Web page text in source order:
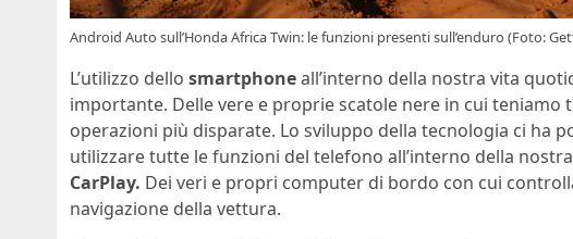
Android Auto sull’Honda Africa Twin: le funzioni presenti sull’enduro (Foto:
L’utilizzo dello smartphoneall’interno della nostra vita
importante. Delle vere e proprie scatole nere in cui
operazioni più disparate. Lo sviluppo della tecnologia ci ha
utilizzare tutte le funzioni del telefono all’interno della
CarPlay. Dei veri e propri computer di bordo con cui
navigazione della vettura.